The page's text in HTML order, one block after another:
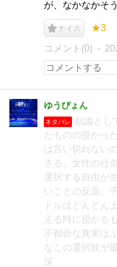
が、なかなかそ
ナイス ★3
コメント(0)
ゆうぴょん
ネタバレ
結論とし
たものの授かっ
は言い切れない
さる。女性の社
選択する自由が
いことの反面、
ドルはどんどん
える時に授かる
不都合な真実は
なこの選択肢が
深